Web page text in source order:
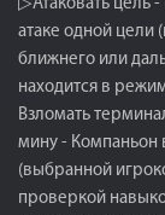
▷Атаковать цель
атаке одной цели
ближнего или
находится в
Взломать
мину - Компаньон
(выбранной
проверкой